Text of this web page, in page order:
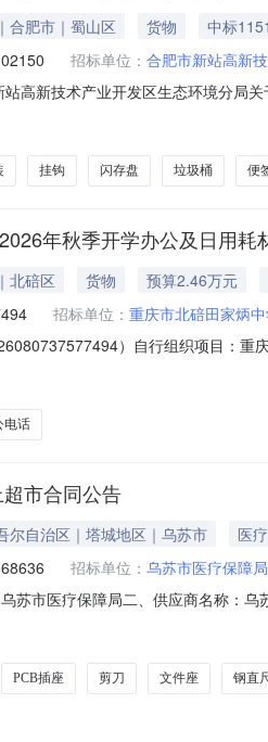
合肥市｜蜀山区 货物
中标
招标单位： 合肥市新站高新
高新技术产业开发区生态环境分局
购计划信息:二、采购单位信息采购
挂钩 闪存盘 垃圾桶 便
年秋季开学办公及日用耗
北碚区 货物
预算2.46万元
招标单位： 重庆市北碚田家炳
）自行组织项目：
:办公电话需求描述:办公及日用耗材
电话
市合同公告
尔自治区｜塔城地区｜乌苏市
医
招标单位： 乌苏市医疗保障局
苏市医疗保障局二、供应商名称：
飞利浦/Philipscord118个3.00501503
PCB插座 剪刀 文件座 钢直